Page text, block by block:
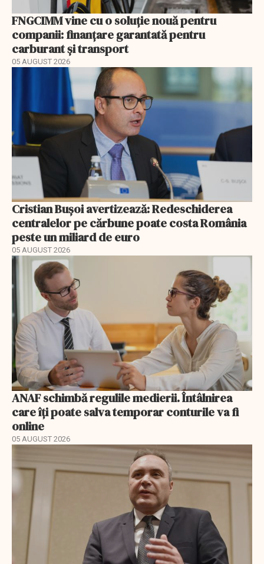
FNGCIMM vine cu o soluție nouă pentru
companii: finanțare garantată pentru
carburant și transport
05 AUGUST 2026
Cristian Bușoi avertizează: Redeschiderea
centralelor pe cărbune poate costa România
peste un miliard de euro
05 AUGUST 2026
ANAF schimbă regulile medierii. Întâlnirea
care îți poate salva temporar conturile va fi
online
05 AUGUST 2026